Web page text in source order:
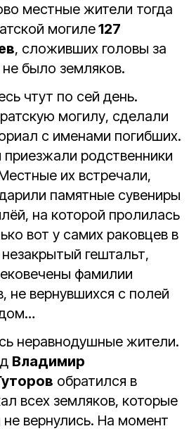
местные жители тогда
могиле127
, сложивших головы за
было земляков.
чтут по сей день.
могилу, сделали
с именами погибших.
приезжали родственники
их встречали,
памятные сувениры
на которой пролилась
вот у самих раковцев в
гештальт,
фамилии
не вернувшихся с полей
неравнодушные жители.
Владимир
обратился в
всех земляков, которые
вернулись. На момент